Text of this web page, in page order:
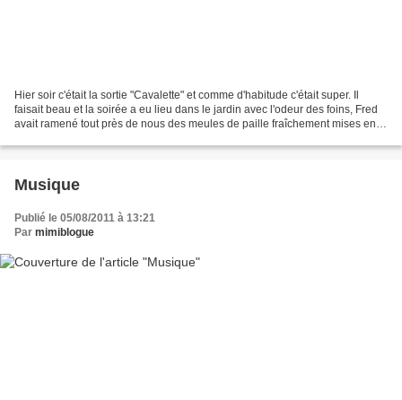
Hier soir c'était la sortie "Cavalette" et comme d'habitude c'était super. Il
faisait beau et la soirée a eu lieu dans le jardin avec l'odeur des foins, Fred
avait ramené tout près de nous des meules de paille fraîchement mises en
Musique
Publié le 05/08/2011 à 13:21
Par mimiblogue